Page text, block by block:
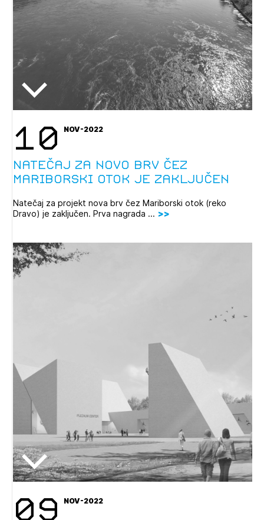
10 NOV-2022
Natečaj za novo brv čez
Mariborski otok je zaključen
Natečaj za projekt nova brv čez Mariborski otok (reko
Dravo) je zaključen. Prva nagrada ...
09 NOV-2022